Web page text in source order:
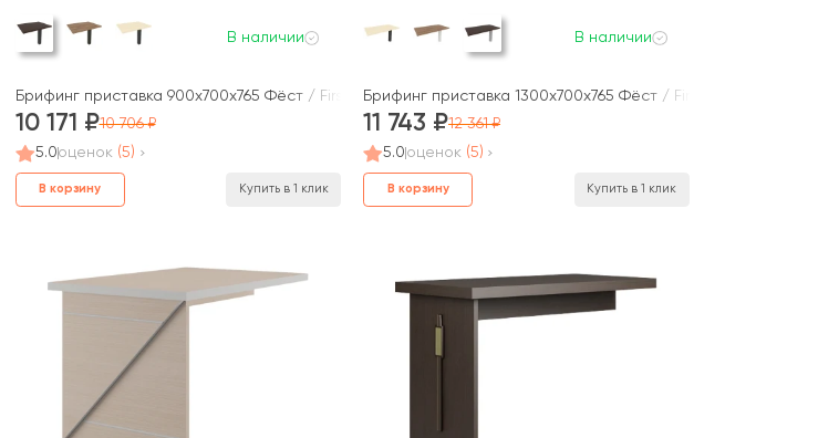
В наличии
Брифинг приставка 900x700x765 Фёст / First
10 171
10 706
5.0оценок (5)
В корзину Купить в 1 клик
В наличии
Брифинг приставка 1300x700x765 Фёст / First
11 743
12 361
5.0оценок (5)
В корзину Купить в 1 клик